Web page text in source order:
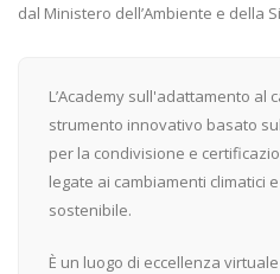
dal Ministero dell’Ambiente e della
L’Academy sull'adattamento al
strumento innovativo basato
per la condivisione e
legate ai cambiamenti climatici
sostenibile.
È un luogo di eccellenza